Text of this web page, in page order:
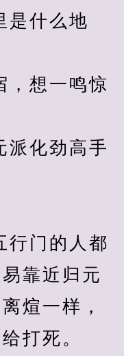
什么地
想一鸣惊
化劲高手
门的人都
靠近归元
煊一样，
打死。